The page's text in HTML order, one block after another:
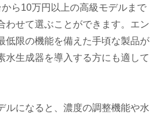
ら10万円以上の高級モデルまで
わせて選ぶことができます。エン
低限の機能を備えた手頃な製品が
水生成器を導入する方にも適して
ルになると、濃度の調整機能や水